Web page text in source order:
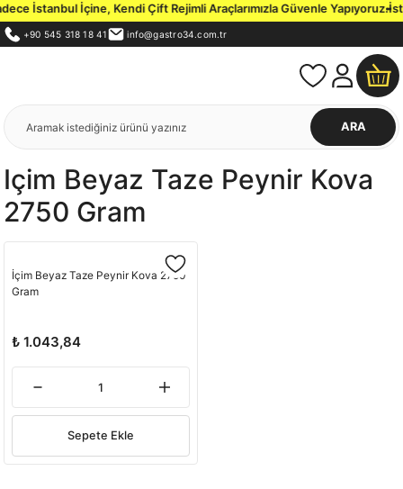
İstanbul İçine, Kendi Çift Rejimli Araçlarımızla Güvenle Yapıyoruz.
+90 545 318 18 41 info@gastro34.com.tr
ARA
Içim Beyaz Taze Peynir Kova
2750 Gram
İçim Beyaz Taze Peynir Kova 2750
Gram
₺ 1.043,84
Sepete Ekle